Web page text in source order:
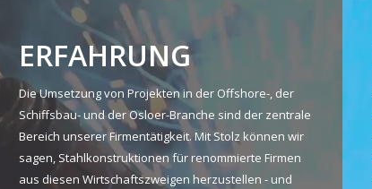
ERFAHRUNG
Die Umsetzung von Projekten in der Offshore-, der
Schiffsbau- und der Osloer-Branche sind der zentrale
Bereich unserer Firmentätigkeit. Mit Stolz können wir
sagen, Stahlkonstruktionen für renommierte Firmen
aus diesen Wirtschaftszweigen herzustellen - und